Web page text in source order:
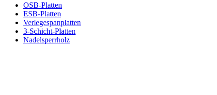
OSB-Platten
ESB-Platten
Verlegespanplatten
3-Schicht-Platten
Nadelsperrholz